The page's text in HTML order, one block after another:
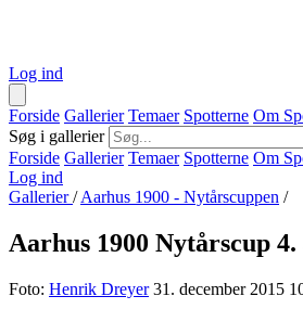
Log ind
Forside Gallerier Temaer Spotterne Om
Søg i gallerier
Forside Gallerier Temaer Spotterne Om
Log ind
Gallerier/ Aarhus 1900 - Nytårscuppen /
Aarhus 1900 Nytårscup
Foto: Henrik Dreyer 31. december 2015